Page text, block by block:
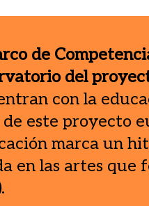
de
del
con la
este proyecto
marca un
en las artes que
.